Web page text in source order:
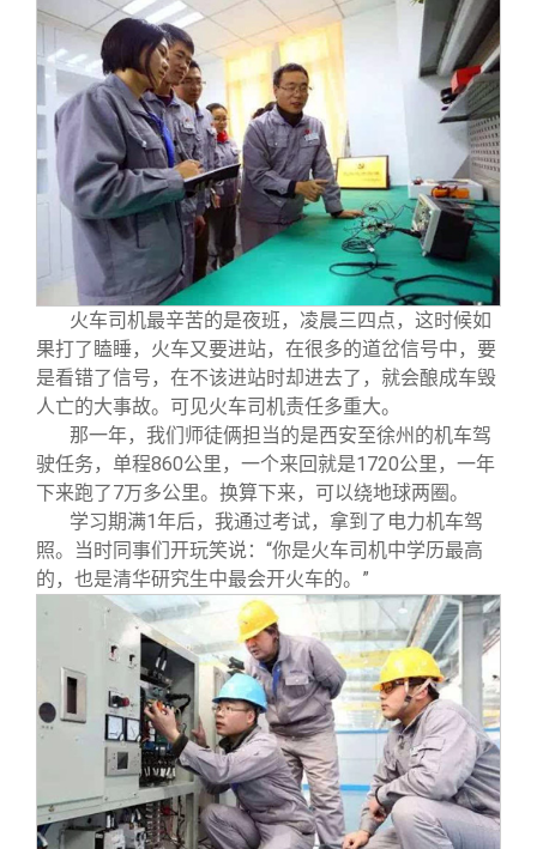
火车司机最辛苦的是夜班，凌晨三四点，这时候如
果打了瞌睡，火车又要进站，在很多的道岔信号中，要
是看错了信号，在不该进站时却进去了，就会酿成车毁
人亡的大事故。可见火车司机责任多重大。
那一年，我们师徒俩担当的是西安至徐州的机车驾
驶任务，单程860公里，一个来回就是1720公里，一年
下来跑了7万多公里。换算下来，可以绕地球两圈。
学习期满1年后，我通过考试，拿到了电力机车驾
照。当时同事们开玩笑说：“你是火车司机中学历最高
的，也是清华研究生中最会开火车的。”